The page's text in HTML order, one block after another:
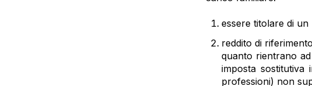
essere titolare di
reddito di
quanto rientrano
imposta sostitutiva
professioni) non